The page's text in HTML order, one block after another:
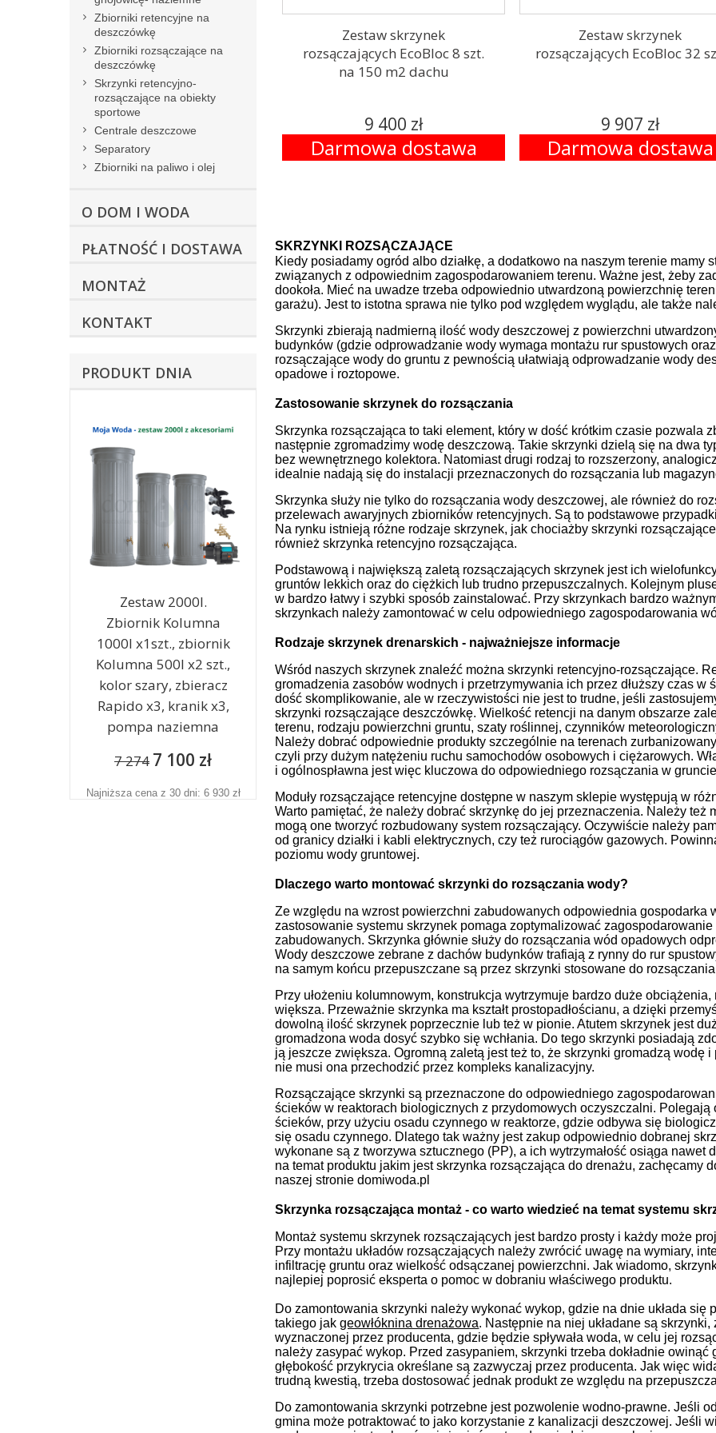
Zbiorniki retencyjne na
deszczówkę
Zbiorniki rozsączające na
deszczówkę
Skrzynki retencyjno-
rozsączające na obiekty
sportowe
Centrale deszczowe
Separatory
Zbiorniki na paliwo i olej
O DOM I WODA
PŁATNOŚĆ I DOSTAWA
MONTAŻ
KONTAKT
PRODUKT DNIA
Zestaw 2000l.
Zbiornik Kolumna
1000l x1szt., zbiornik
Kolumna 500l x2 szt.,
kolor szary, zbieracz
Rapido x3, kranik x3,
pompa naziemna
7 274 7 100 zł
Najniższa cena z 30 dni: 6 930 zł
Zestaw skrzynek
rozsączających EcoBloc 8 szt.
na 150 m2 dachu
9 400 zł
Darmowa dostawa
Zestaw skrzynek
rozsączających EcoBloc 32
9 907 zł
Darmowa dostawa
SKRZYNKI ROZSĄCZAJĄCE
Kiedy posiadamy ogród albo działkę, a dodatkowo na naszym terenie mamy
związanych z odpowiednim zagospodarowaniem terenu. Ważne jest, żeby
dookoła. Mieć na uwadze trzeba odpowiednio utwardzoną powierzchnię
garażu). Jest to istotna sprawa nie tylko pod względem wyglądu, ale także
Skrzynki zbierają nadmierną ilość wody deszczowej z powierzchni
budynków (gdzie odprowadzanie wody wymaga montażu rur spustowych
rozsączające wody do gruntu z pewnością ułatwiają odprowadzanie wody
opadowe i roztopowe.
Zastosowanie skrzynek do rozsączania
Skrzynka rozsączająca to taki element, który w dość krótkim czasie pozwala
następnie zgromadzimy wodę deszczową. Takie skrzynki dzielą się na dwa
bez wewnętrznego kolektora. Natomiast drugi rodzaj to rozszerzony,
idealnie nadają się do instalacji przeznaczonych do rozsączania lub
Skrzynka służy nie tylko do rozsączania wody deszczowej, ale również do
przelewach awaryjnych zbiorników retencyjnych. Są to podstawowe
Na rynku istnieją różne rodzaje skrzynek, jak chociażby skrzynki
również skrzynka retencyjno rozsączająca.
Podstawową i największą zaletą rozsączających skrzynek jest ich
gruntów lekkich oraz do ciężkich lub trudno przepuszczalnych. Kolejnym
w bardzo łatwy i szybki sposób zainstalować. Przy skrzynkach bardzo
skrzynkach należy zamontować w celu odpowiedniego zagospodarowania
Rodzaje skrzynek drenarskich - najważniejsze informacje
Wśród naszych skrzynek znaleźć można skrzynki retencyjno-rozsączające.
gromadzenia zasobów wodnych i przetrzymywania ich przez dłuższy czas w
dość skomplikowanie, ale w rzeczywistości nie jest to trudne, jeśli
skrzynki rozsączające deszczówkę. Wielkość retencji na danym obszarze
terenu, rodzaju powierzchni gruntu, szaty roślinnej, czynników
Należy dobrać odpowiednie produkty szczególnie na terenach
czyli przy dużym natężeniu ruchu samochodów osobowych i ciężarowych.
i ogólnospławna jest więc kluczowa do odpowiedniego rozsączania w
Moduły rozsączające retencyjne dostępne w naszym sklepie występują w
Warto pamiętać, że należy dobrać skrzynkę do jej przeznaczenia. Należy też
mogą one tworzyć rozbudowany system rozsączający. Oczywiście należy
od granicy działki i kabli elektrycznych, czy też rurociągów gazowych.
poziomu wody gruntowej.
Dlaczego warto montować skrzynki do rozsączania wody?
Ze względu na wzrost powierzchni zabudowanych odpowiednia gospodarka
zastosowanie systemu skrzynek pomaga zoptymalizować
zabudowanych. Skrzynka głównie służy do rozsączania wód opadowych
Wody deszczowe zebrane z dachów budynków trafiają z rynny do rur
na samym końcu przepuszczane są przez skrzynki stosowane do
Przy ułożeniu kolumnowym, konstrukcja wytrzymuje bardzo duże
większa. Przeważnie skrzynka ma kształt prostopadłościanu, a dzięki
dowolną ilość skrzynek poprzecznie lub też w pionie. Atutem skrzynek jest
gromadzona woda dosyć szybko się wchłania. Do tego skrzynki posiadają
ją jeszcze zwiększa. Ogromną zaletą jest też to, że skrzynki gromadzą
nie musi ona przechodzić przez kompleks kanalizacyjny.
Rozsączające skrzynki są przeznaczone do odpowiedniego
ścieków w reaktorach biologicznych z przydomowych oczyszczalni.
ścieków, przy użyciu osadu czynnego w reaktorze, gdzie odbywa się
się osadu czynnego. Dlatego tak ważny jest zakup odpowiednio dobranej
wykonane są z tworzywa sztucznego (PP), a ich wytrzymałość osiąga
na temat produktu jakim jest skrzynka rozsączająca do drenażu, zachęcamy
naszej stronie domiwoda.pl
Skrzynka rozsączająca montaż - co warto wiedzieć na temat systemu
Montaż systemu skrzynek rozsączających jest bardzo prosty i każdy może
Przy montażu układów rozsączających należy zwrócić uwagę na wymiary,
infiltrację gruntu oraz wielkość odsączanej powierzchni. Jak wiadomo,
najlepiej poprosić eksperta o pomoc w dobraniu właściwego produktu.
Do zamontowania skrzynki należy wykonać wykop, gdzie na dnie układa się
takiego jakgeowłóknina drenażowa. Następnie na niej układane są
wyznaczonej przez producenta, gdzie będzie spływała woda, w celu jej
należy zasypać wykop. Przed zasypaniem, skrzynki trzeba dokładnie
głębokość przykrycia określane są zazwyczaj przez producenta. Jak więc
trudną kwestią, trzeba dostosować jednak produkt ze względu na
Do zamontowania skrzynki potrzebne jest pozwolenie wodno-prawne. Jeśli
gmina może potraktować to jako korzystanie z kanalizacji deszczowej. Jeśli